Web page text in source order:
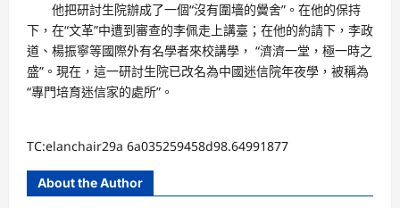
他把研討生院辦成了一個“沒有圍墻的黌舍”。在他的保持
下，在“文革”中遭到審查的李佩走上講臺；在他的約請下，李政
道、楊振寧等國際外有名學者來校講學， “濟濟一堂，極一時之
盛”。現在，這一研討生院已改名為中國迷信院年夜學，被稱為
“專門培育迷信家的處所”。
TC:elanchair29a 6a035259458d98.64991877
About the Author